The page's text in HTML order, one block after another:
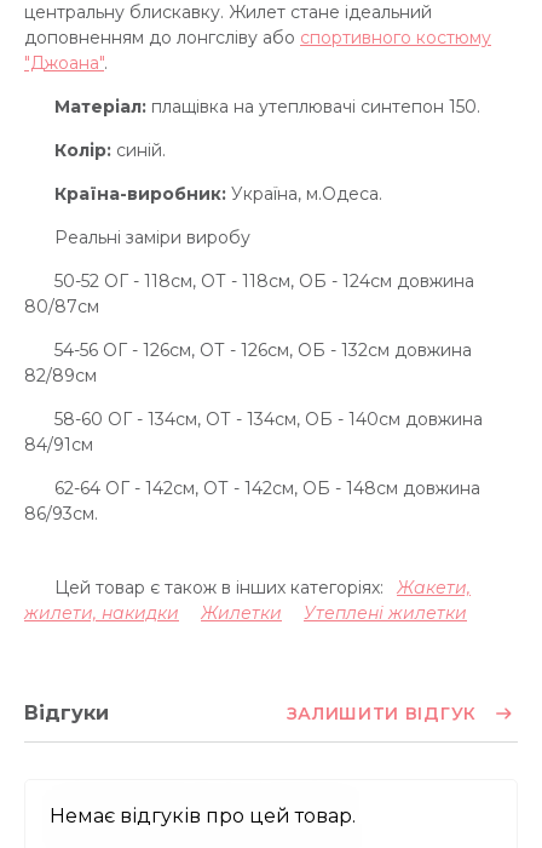
центральну блискавку. Жилет стане ідеальний
доповненням до лонгсліву або спортивного костюму
"Джоана".
Матеріал: плащівка на утеплювачі синтепон 150.
Колір: синій.
Країна-виробник: Україна, м.Одеса.
Реальні заміри виробу
50-52 ОГ - 118см, ОТ - 118см, ОБ - 124см довжина
80/87см
54-56 ОГ - 126см, ОТ - 126см, ОБ - 132см довжина
82/89см
58-60 ОГ - 134см, ОТ - 134см, ОБ - 140см довжина
84/91см
62-64 ОГ - 142см, ОТ - 142см, ОБ - 148см довжина
86/93см.
Цей товар є також в інших категоріях:
Жакети,
жилети, накидки
Жилетки Утеплені жилетки
Відгуки ЗАЛИШИТИ ВІДГУК
Немає відгуків про цей товар.